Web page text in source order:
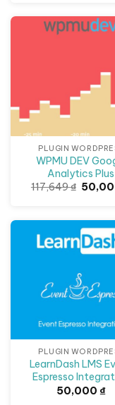
Giảm giá!
PLUGIN
WPMU DEV
Analytics Plus
117,649₫ Giá
gốc
PLUGIN
LearnDash LMS
Espresso
50,000 ₫